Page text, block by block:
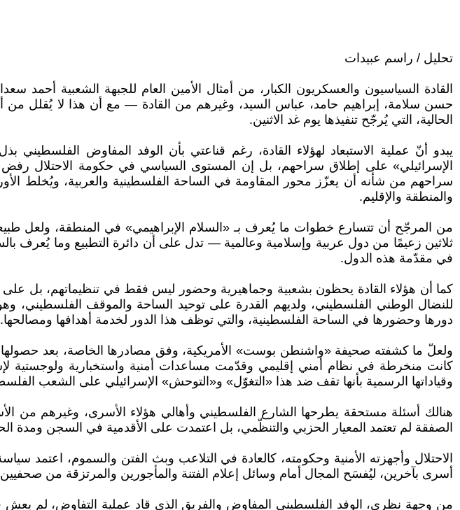
تحليل / راسم عبيدات
القادة السياسيون والعسكريون الكبار، من أمثال الأمين العام للجبهة الشعبية أحمد
حسن سلامة، إبراهيم حامد، عباس السيد، وغيرهم من القادة — مع أن هذا لا يُقلل
الحالية، التي يُرجّح تنفيذها يوم غد الاثنين.
يبدو أنّ عملية الاستبعاد لهؤلاء القادة، رغم قناعتي بأن الوفد المفاوض
الإسرائيلي» على إطلاق سراحهم، بل إن المستوى السياسي في حكومة الاحتلال
سراحهم من شأنه أن يعزّز محور المقاومة في الساحة الفلسطينية والعربية، ويُخلط
والمنطقة والإقليم.
من المرجّح أن تتسارع خطوات ما يُعرف بـ «السلام الإبراهيمي» في المنطقة، ولعل
ثلاثين زعيمًا من دول عربية وإسلامية وعالمية — تدل على أن دائرة التطبيع وما يُعرف
في مقدّمة هذه الدول.
كما أن هؤلاء القادة يحظون بشعبية وجماهيرية وحضور ليس فقط في تنظيماتهم، بل
للنضال الوطني الفلسطيني، ولديهم القدرة على توحيد الساحة والموقف الفلسطيني،
دورها وحضورها في الساحة الفلسطينية، والتي توظف هذا الدور لخدمة أهدافها
ولعلّ ما كشفته صحيفة «واشنطن بوست» الأمريكية، وفق مصادرها الخاصة، بعد
كانت منخرطة في نظام أمني إقليمي وقدّمت مساعدات أمنية واستخبارية ولوجستية
وقياداتها الرسمية بأنها تقف ضد هذا «التغوّل» و«التوحش» الإسرائيلي على الشعب
هنالك أسئلة مستحقة يطرحها الشارع الفلسطيني وأهالي هؤلاء الأسرى، وغيرهم من
الصفقة لم تعتمد المعيار الحزبي والتنظّمي، بل اعتمدت على الأقدمية في السجن ومدة
الاحتلال وأجهزته الأمنية وحكومته، كالعادة في التلاعب وبث الفتن والسموم، اعتمد
أسرى بآخرين، ليُفسَح المجال أمام وسائل إعلام الفتنة والمأجورين والمرتزقة من
من وجهة نظري، الوفد الفلسطيني المفاوض والفريق الذي قاد عملية التفاوض،